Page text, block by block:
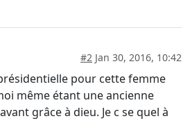
#2 Jan 30, 2016, 10:42
pour cette femme
même étant une ancienne
grâce à dieu. Je c se quel à